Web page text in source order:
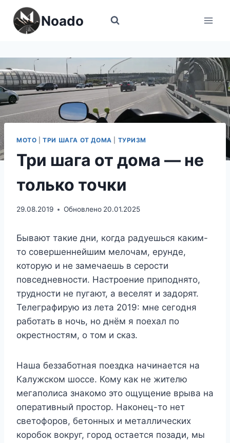
Перейти
содержимому
Noado
МОТО |ТРИ ШАГА ОТ ДОМА ТУРИЗМ
Три шага от дома — не
только точки
29.08.2019 Обновлено 20.01.2025
Бывают такие дни, когда радуешься каким-
то совершеннейшим мелочам, ерунде,
которую и не замечаешь в серости
повседневности. Настроение приподнято,
трудности не пугают, а веселят и задорят.
Телеграфирую из лета 2019: мне сегодня
работать в ночь, но днём я поехал по
окрестностям, о том и сказ.
Наша беззаботная поездка начинается на
Калужском шоссе. Кому как не жителю
мегаполиса знакомо это ощущение врыва на
оперативный простор. Наконец-то нет
светофоров, бетонных и металлических
коробок вокруг, город остается позади, мы